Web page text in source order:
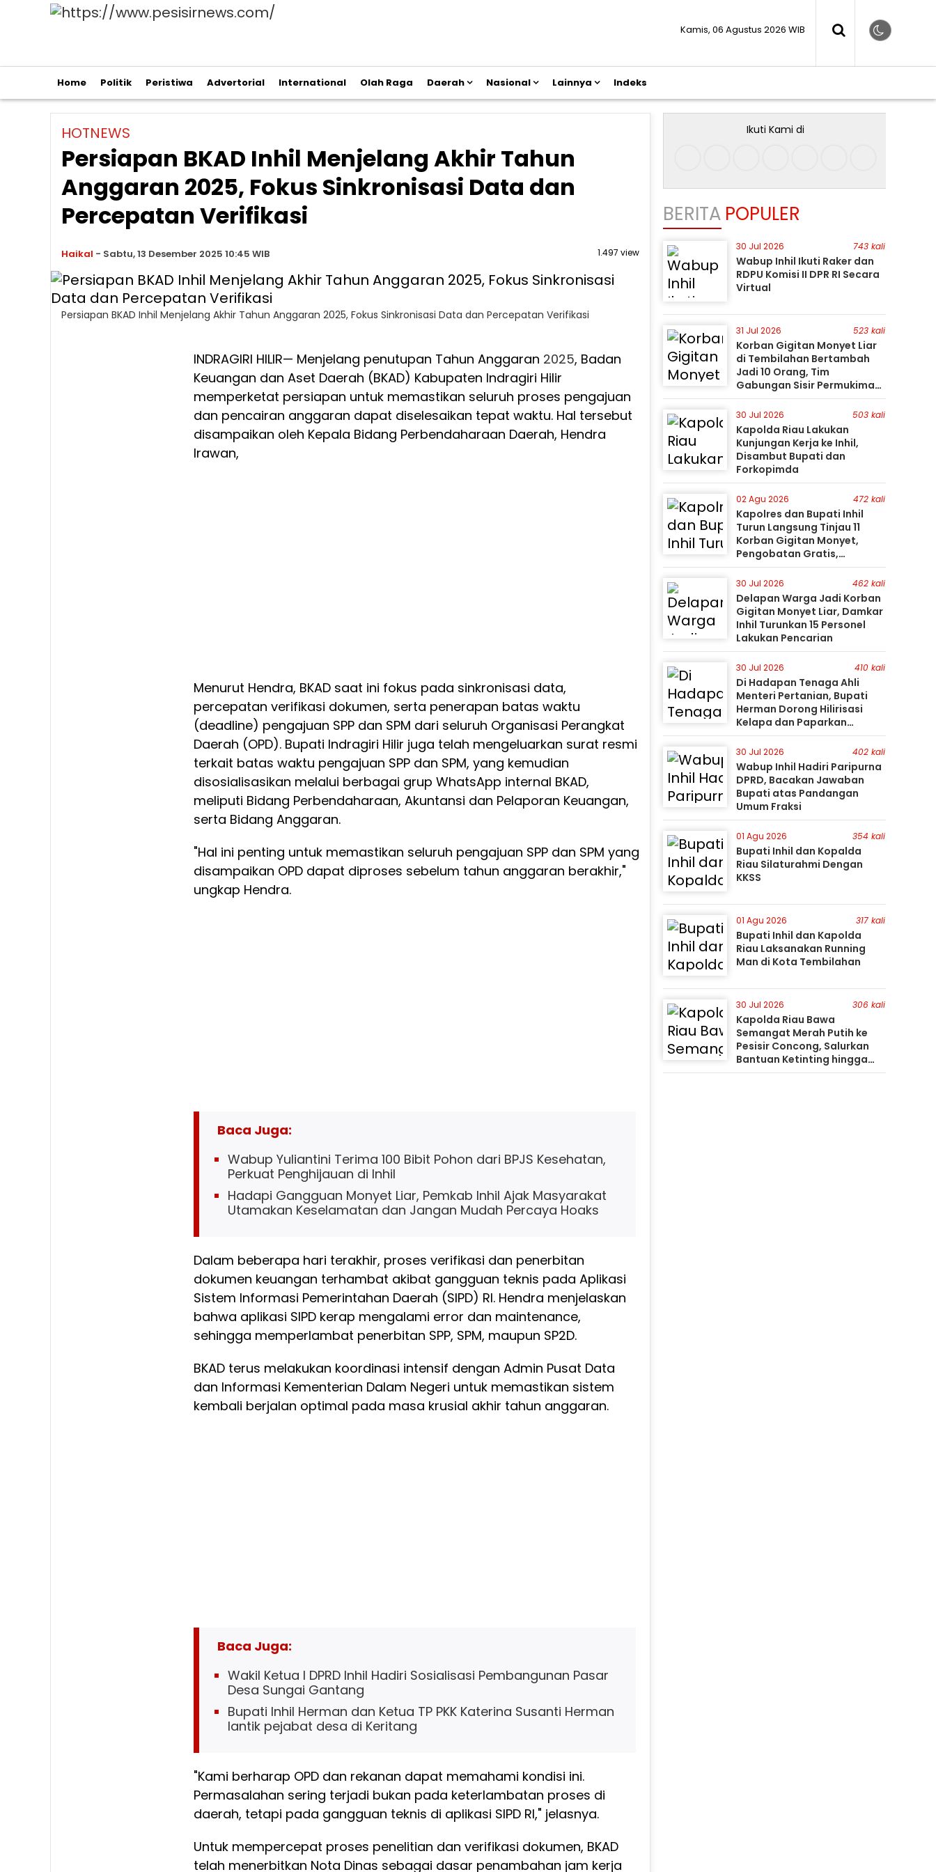
Kamis, 06 Agustus 2026 WIB
Home Politik Peristiwa Advertorial International Olah Raga Daerah Nasional Lainnya Indeks
HOTNEWS
Persiapan BKAD Inhil Menjelang Akhir Tahun
Anggaran 2025, Fokus Sinkronisasi Data dan
Percepatan Verifikasi
Haikal - Sabtu, 13 Desember 2025 10:45 WIB 1.497 view
Persiapan BKAD Inhil Menjelang Akhir Tahun Anggaran 2025, Fokus Sinkronisasi Data dan Percepatan Verifikasi
INDRAGIRI HILIR— Menjelang penutupan Tahun Anggaran 2025, Badan
Keuangan dan Aset Daerah (BKAD) Kabupaten Indragiri Hilir
memperketat persiapan untuk memastikan seluruh proses pengajuan
dan pencairan anggaran dapat diselesaikan tepat waktu. Hal tersebut
disampaikan oleh Kepala Bidang Perbendaharaan Daerah, Hendra
Irawan,
Menurut Hendra, BKAD saat ini fokus pada sinkronisasi data,
percepatan verifikasi dokumen, serta penerapan batas waktu
(deadline) pengajuan SPP dan SPM dari seluruh Organisasi Perangkat
Daerah (OPD). Bupati Indragiri Hilir juga telah mengeluarkan surat resmi
terkait batas waktu pengajuan SPP dan SPM, yang kemudian
disosialisasikan melalui berbagai grup WhatsApp internal BKAD,
meliputi Bidang Perbendaharaan, Akuntansi dan Pelaporan Keuangan,
serta Bidang Anggaran.
"Hal ini penting untuk memastikan seluruh pengajuan SPP dan SPM yang
disampaikan OPD dapat diproses sebelum tahun anggaran berakhir,"
ungkap Hendra.
Baca Juga:
Wabup Yuliantini Terima 100 Bibit Pohon dari BPJS Kesehatan,
Perkuat Penghijauan di Inhil
Hadapi Gangguan Monyet Liar, Pemkab Inhil Ajak Masyarakat
Utamakan Keselamatan dan Jangan Mudah Percaya Hoaks
Dalam beberapa hari terakhir, proses verifikasi dan penerbitan
dokumen keuangan terhambat akibat gangguan teknis pada Aplikasi
Sistem Informasi Pemerintahan Daerah (SIPD) RI. Hendra menjelaskan
bahwa aplikasi SIPD kerap mengalami error dan maintenance,
sehingga memperlambat penerbitan SPP, SPM, maupun SP2D.
BKAD terus melakukan koordinasi intensif dengan Admin Pusat Data
dan Informasi Kementerian Dalam Negeri untuk memastikan sistem
kembali berjalan optimal pada masa krusial akhir tahun anggaran.
Baca Juga:
Wakil Ketua I DPRD Inhil Hadiri Sosialisasi Pembangunan Pasar
Desa Sungai Gantang
Bupati Inhil Herman dan Ketua TP PKK Katerina Susanti Herman
lantik pejabat desa di Keritang
"Kami berharap OPD dan rekanan dapat memahami kondisi ini.
Permasalahan sering terjadi bukan pada keterlambatan proses di
daerah, tetapi pada gangguan teknis di aplikasi SIPD RI," jelasnya.
Untuk mempercepat proses penelitian dan verifikasi dokumen, BKAD
telah menerbitkan Nota Dinas sebagai dasar penambahan jam kerja
Ikuti Kami di
BERITA POPULER
30 Jul 2026 743 kali
Wabup Inhil Ikuti Raker dan
RDPU Komisi II DPR RI Secara
Virtual
31 Jul 2026 523 kali
Korban Gigitan Monyet Liar
di Tembilahan Bertambah
Jadi 10 Orang, Tim
Gabungan Sisir Permukiman
Gunakan Perahu Karet
30 Jul 2026 503 kali
Kapolda Riau Lakukan
Kunjungan Kerja ke Inhil,
Disambut Bupati dan
Forkopimda
02 Agu 2026 472 kali
Kapolres dan Bupati Inhil
Turun Langsung Tinjau 11
Korban Gigitan Monyet,
Pengobatan Gratis,
Perburuan Terus Berlanjut
30 Jul 2026 462 kali
Delapan Warga Jadi Korban
Gigitan Monyet Liar, Damkar
Inhil Turunkan 15 Personel
Lakukan Pencarian
30 Jul 2026 410 kali
Di Hadapan Tenaga Ahli
Menteri Pertanian, Bupati
Herman Dorong Hilirisasi
Kelapa dan Paparkan
Besarnya Potensi Pertanian
Inhil
30 Jul 2026 402 kali
Wabup Inhil Hadiri Paripurna
DPRD, Bacakan Jawaban
Bupati atas Pandangan
Umum Fraksi
01 Agu 2026 354 kali
Bupati Inhil dan Kopalda
Riau Silaturahmi Dengan
KKSS
01 Agu 2026 317 kali
Bupati Inhil dan Kapolda
Riau Laksanakan Running
Man di Kota Tembilahan
30 Jul 2026 306 kali
Kapolda Riau Bawa
Semangat Merah Putih ke
Pesisir Concong, Salurkan
Bantuan Ketinting hingga
Tanam Mangrove